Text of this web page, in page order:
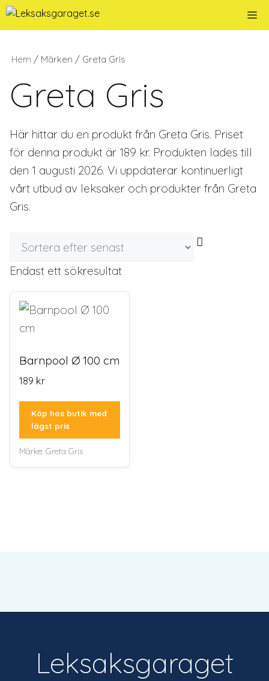
Hoppa
till
Hem / Märken / Greta Gris
Greta Gris
Här hittar du en produkt från Greta Gris. Priset
för denna produkt är 189 kr. Produkten lades till
den 1 augusti 2026. Vi uppdaterar kontinuerligt
vårt utbud av leksaker och produkter från Greta
Gris.
Endast ett sökresultat
Barnpool Ø 100 cm
189 kr
Köp hos butik med
lägst pris
Märke: Greta Gris
Leksaksgaraget